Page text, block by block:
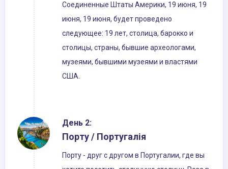
Соединенные Штаты Америки, 19 июня, 19
июня, 19 июня, будет проведено
следующее: 19 лет, столица, барокко и
столицы, страны, бывшие археологами,
музеями, бывшими музеями и властями
США.
День 2:
Порту / Португалія
Порту - друг с другом в Португалии, где вы